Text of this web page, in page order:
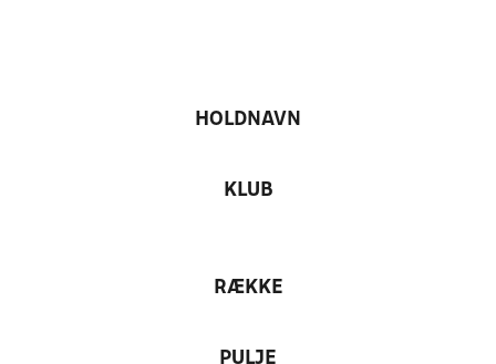
HOLDNAVN
KLUB
RÆKKE
PULJE